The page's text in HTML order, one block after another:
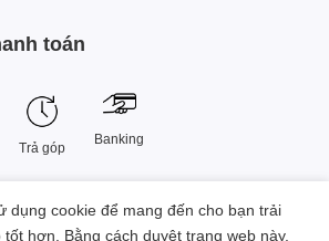
toán
Trả góp
Banking
Nghệ Sáng Tạo Xtech Việt Nam
dụng cookie để mang đến cho bạn trải
hơn. Bằng cách duyệt trang web này,